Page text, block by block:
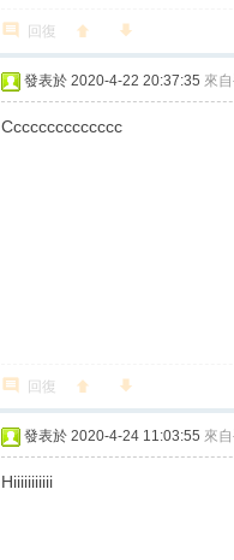
回復
發表於 2020-4-22 20:37:35 來
Cccccccccccccc
回復
發表於 2020-4-24 11:03:55 來
Hiiiiiiiiiii